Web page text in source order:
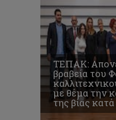
ΤΕΠΑΚ:
βραβεία του
με θέμα την
της βίας
του
ΤΕΠΑΚ,
Αλέξη
Σαβεριάδη,
με
τίτλο
«Τουριστική
Παγιωμένες
αντιλήψεις,
προκλήσεις,
προοπτικές»